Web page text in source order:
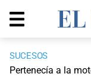
SUCESOS
Pertenecía a la